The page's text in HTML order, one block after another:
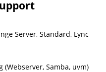
Server, Standard, Lync
(Webserver, Samba, uvm)